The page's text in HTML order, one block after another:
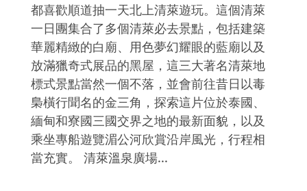
都喜歡順道抽一天北上清萊遊玩。這個清萊
一日團集合了多個清萊必去景點，包括建築
華麗精緻的白廟、用色夢幻耀眼的藍廟以及
放滿獵奇式展品的黑屋，這三大著名清萊地
標式景點當然一個不落，並會前往昔日以毒
梟橫行聞名的金三角，探索這片位於泰國、
緬甸和寮國三國交界之地的最新面貌，以及
乘坐專船遊覽湄公河欣賞沿岸風光，行程相
當充實。 清萊溫泉廣場...